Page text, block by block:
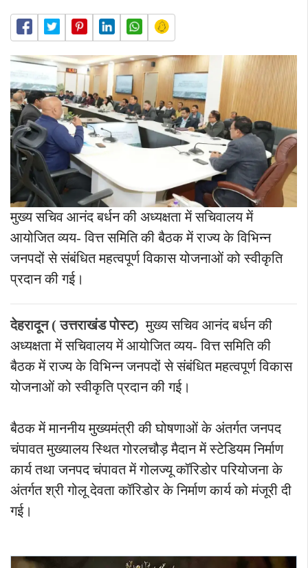
मुख्य सचिव आनंद बर्धन की अध्यक्षता में सचिवालय में
आयोजित व्यय- वित्त समिति की बैठक में राज्य के विभिन्न
जनपदों से संबंधित महत्वपूर्ण विकास योजनाओं को स्वीकृति
प्रदान की गई।
देहरादून ( उत्तराखंड पोस्ट) मुख्य सचिव आनंद बर्धन की
अध्यक्षता में सचिवालय में आयोजित व्यय- वित्त समिति की
बैठक में राज्य के विभिन्न जनपदों से संबंधित महत्वपूर्ण विकास
योजनाओं को स्वीकृति प्रदान की गई।
बैठक में माननीय मुख्यमंत्री की घोषणाओं के अंतर्गत जनपद
चंपावत मुख्यालय स्थित गोरलचौड़ मैदान में स्टेडियम निर्माण
कार्य तथा जनपद चंपावत में गोलज्यू कॉरिडोर परियोजना के
अंतर्गत श्री गोलू देवता कॉरिडोर के निर्माण कार्य को मंजूरी दी
गई।